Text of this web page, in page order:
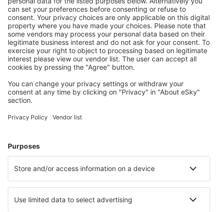
Meist gesuchte Unterkünfte von eSky Nutzern
Unterkünfte in der Schweiz - Beliebte Städte
Unterkunft in Zürich Unterkunft in Zermatt
Unterkunft in Nendaz Unterkunft in Lugano
Unterkunft in Bivio Unterkunft in Sarnen
Die besten Unterkünfte - Städte
Unterkunft in Minto Unterkunft in Chapeltown